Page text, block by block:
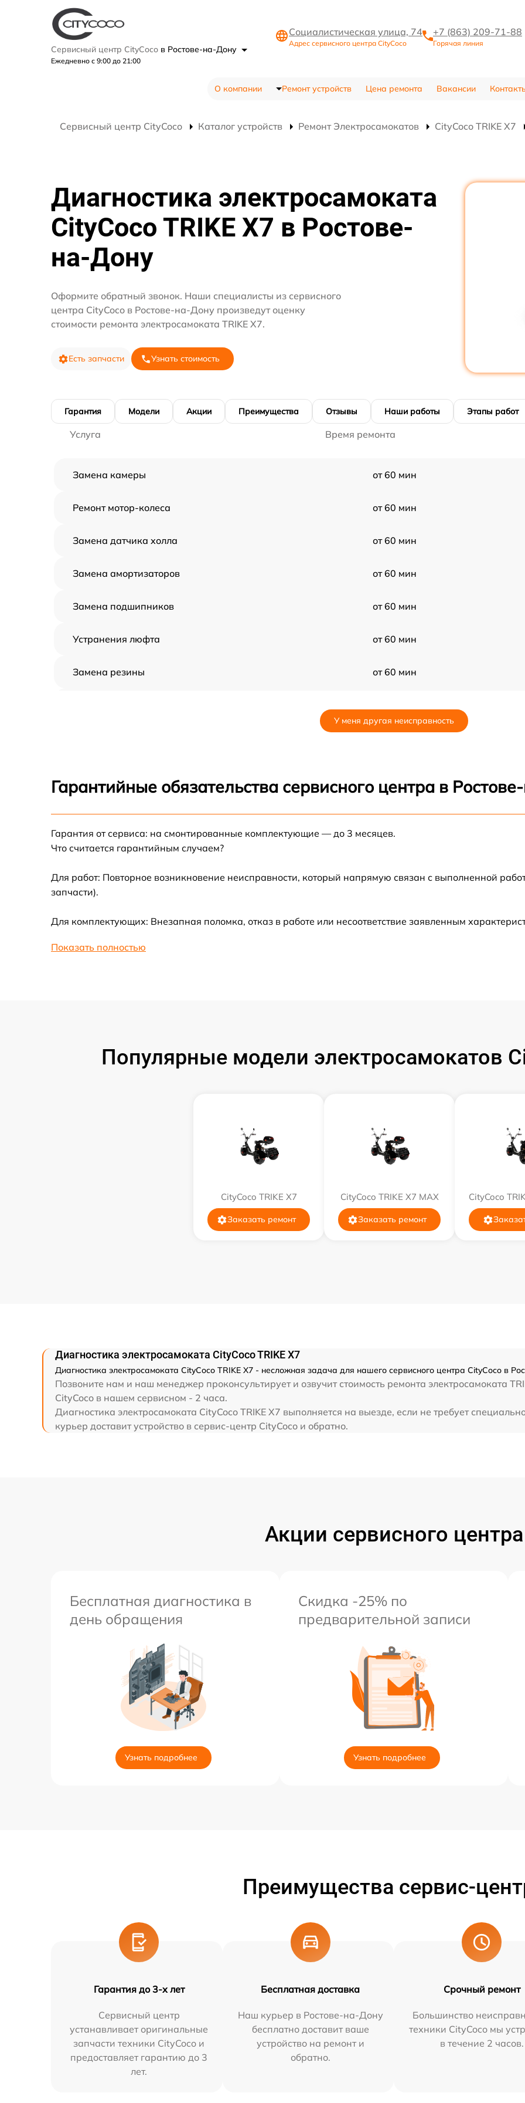
Сервисный центр CityCoco в Ростове-на-Дону
Ежедневно с 9:00 до 21:00
Социалистическая улица, 74
Адрес сервисного центра CityCoco
+7 (863) 209-71-88
Горячая линия
О компании Ремонт устройств Цена ремонта Вакансии
Сервисный центр CityCoco Каталог устройств Ремонт Электросамокатов CityCoco TRIKE X7
Диагностика электросамоката
CityCoco TRIKE X7 в Ростове-
на-Дону
Оформите обратный звонок. Наши специалисты из сервисного
центра CityCoco в Ростове-на-Дону произведут оценку
стоимости ремонта электросамоката TRIKE X7.
Есть запчасти Узнать стоимость
Гарантия Модели Акции Преимущества Отзывы Наши работы Этапы работ
Услуга Время ремонта
Замена камеры от 60 мин
Ремонт мотор-колеса от 60 мин
Замена датчика холла от 60 мин
Замена амортизаторов от 60 мин
Замена подшипников от 60 мин
Устранения люфта от 60 мин
Замена резины от 60 мин
Ремонт платы управления
(восстановление)
от 60 мин
Гидроизоляция от 60 мин
У меня другая неисправность
Гарантийные обязательства сервисного центра в
Гарантия от сервиса: на смонтированные комплектующие — до 3 месяцев.
Что считается гарантийным случаем?
Для работ: Повторное возникновение неисправности, который напрямую связан с выполненной
запчасти).
Для комплектующих: Внезапная поломка, отказ в работе или несоответствие заявленным
Показать полностью
Популярные модели электросамокатов
CityCoco TRIKE X7
Заказать ремонт
CityCoco TRIKE X7 MAX
Заказать ремонт
CityCoco
Диагностика электросамоката CityCoco TRIKE X7
Диагностика электросамоката CityCoco TRIKE X7 - несложная задача для нашего сервисного центра CityCoco в
Позвоните нам и наш менеджер проконсультирует и озвучит стоимость ремонта электросамоката
CityCoco в нашем сервисном - 2 часа.
Диагностика электросамоката CityCoco TRIKE X7 выполняется на выезде, если не требует
курьер доставит устройство в сервис-центр CityCoco и обратно.
Акции сервисного центра
Бесплатная диагностика в
день обращения
Узнать подробнее
Скидка -25% по
предварительной записи
Узнать подробнее
Преимущества сервис-
Гарантия до 3-х лет
Сервисный центр
устанавливает оригинальные
запчасти техники CityCoco и
предоставляет гарантию до 3
лет.
Бесплатная доставка
Наш курьер в Ростове-на-Дону
бесплатно доставит ваше
устройство на ремонт и
обратно.
Срочный ремонт
Большинство
техники CityCoco мы
в течение 2 часов.